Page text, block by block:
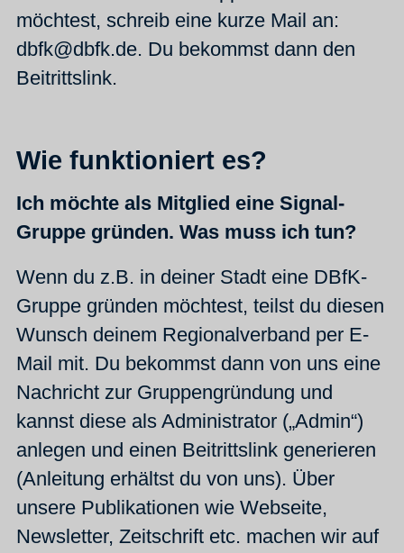
möchtest, schreib eine kurze Mail an:
dbfk@dbfk.de. Du bekommst dann den
Beitrittslink.
Wie funktioniert es?
Ich möchte als Mitglied eine Signal-
Gruppe gründen. Was muss ich tun?
Wenn du z.B. in deiner Stadt eine DBfK-
Gruppe gründen möchtest, teilst du diesen
Wunsch deinem Regionalverband per E-
Mail mit. Du bekommst dann von uns eine
Nachricht zur Gruppengründung und
kannst diese als Administrator („Admin“)
anlegen und einen Beitrittslink generieren
(Anleitung erhältst du von uns). Über
unsere Publikationen wie Webseite,
Newsletter, Zeitschrift etc. machen wir auf